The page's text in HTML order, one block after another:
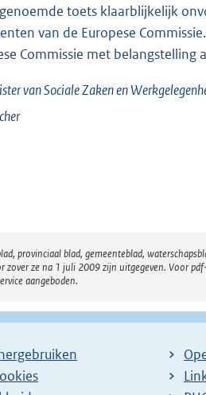
toets klaarblijkelijk
van de Europese
Commissie met
van Sociale Zaken en
provinciaal blad, gemeenteblad,
ze na 1 juli 2009 zijn uitgegeven. Voor
aangeboden.